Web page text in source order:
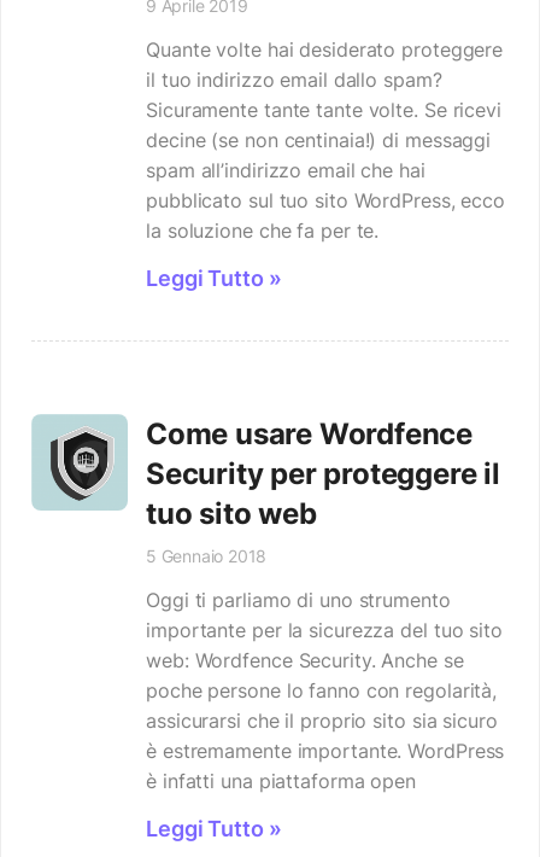
9 Aprile 2019
Quante volte hai desiderato proteggere
il tuo indirizzo email dallo spam?
Sicuramente tante tante volte. Se ricevi
decine (se non centinaia!) di messaggi
spam all’indirizzo email che hai
pubblicato sul tuo sito WordPress, ecco
la soluzione che fa per te.
Leggi Tutto »
Come usare Wordfence
Security per proteggere il
tuo sito web
5 Gennaio 2018
Oggi ti parliamo di uno strumento
importante per la sicurezza del tuo sito
web: Wordfence Security. Anche se
poche persone lo fanno con regolarità,
assicurarsi che il proprio sito sia sicuro
è estremamente importante. WordPress
è infatti una piattaforma open
Leggi Tutto »